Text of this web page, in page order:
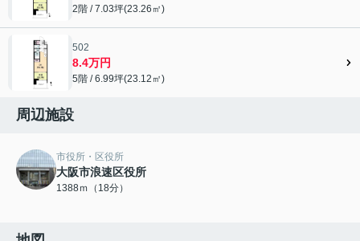
2階 / 7.03坪(23.26㎡)
502
8.4万円
5階 / 6.99坪(23.12㎡)
周辺施設
市役所・区役所
大阪市浪速区役所
1388ｍ（18分）